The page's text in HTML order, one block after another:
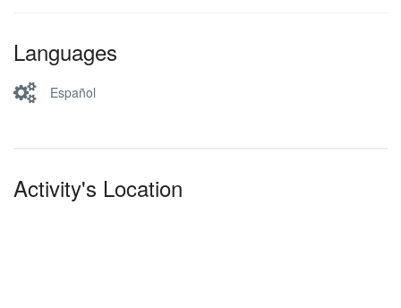
Languages
Español
Activity's Location